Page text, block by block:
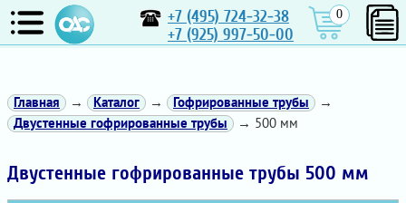
+7 (495) 724-32-38
+7 (925) 997-50-00
0
Главная → Каталог → Гофрированные трубы
→
Двустенные гофрированные трубы
→ 500 мм
Двустенные гофрированные трубы 500 мм